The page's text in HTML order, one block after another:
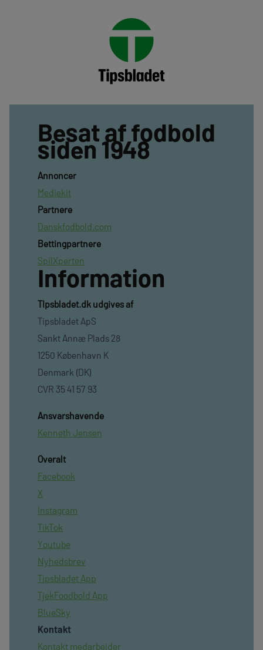
Besat af fodbold
siden 1948
Annoncer
Mediekit
Partnere
Danskfodbold.com
Bettingpartnere
SpilXperten
Information
TIpsbladet.dk udgives af
Tipsbladet ApS
Sankt Annæ Plads 28
1250 København K
Denmark (DK)
CVR 35 41 57 93
Ansvarshavende
Kenneth Jensen
Overalt
Facebook
X
Instagram
TikTok
Youtube
Nyhedsbrev
Tipsbladet App
TjekFoodbold App
BlueSky
Kontakt
Kontakt medarbejder